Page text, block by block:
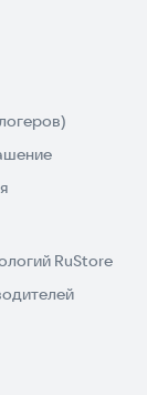
RuStore